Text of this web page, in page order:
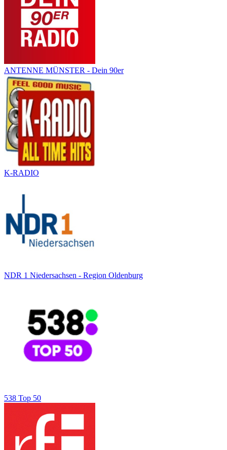
ANTENNE MÜNSTER - Dein 90er
K-RADIO
NDR 1 Niedersachsen - Region Oldenburg
538 Top 50